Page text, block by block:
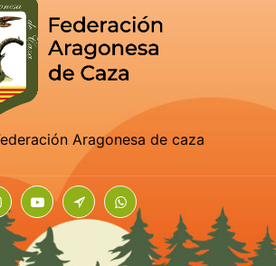
Aragonesa de caza